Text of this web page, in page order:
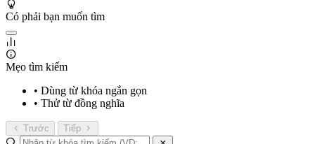
Có phải bạn muốn tìm
Mẹo tìm kiếm
• Dùng từ khóa ngắn gọn
• Thử từ đồng nghĩa
Trước Tiếp